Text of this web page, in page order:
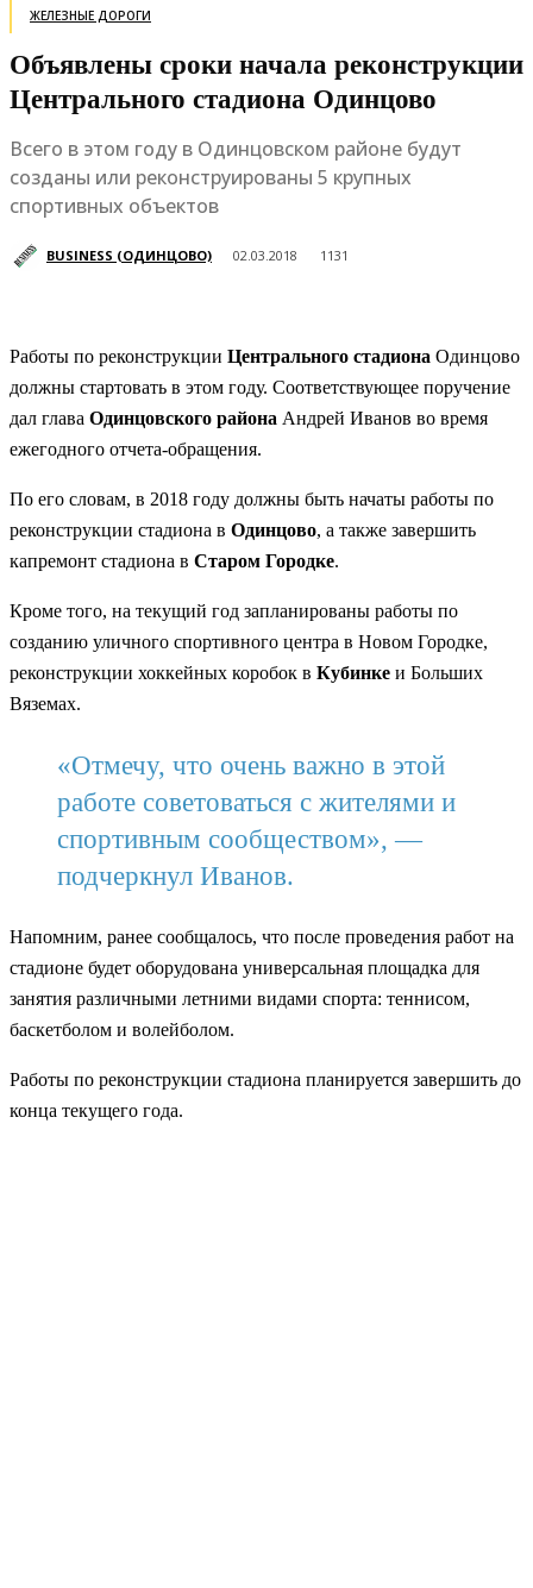
ЖЕЛЕЗНЫЕ ДОРОГИ
Объявлены сроки начала реконструкции
Центрального стадиона Одинцово
Всего в этом году в Одинцовском районе будут
созданы или реконструированы 5 крупных
спортивных объектов
BUSINESS (ОДИНЦОВО) 02.03.2018 1131
Работы по реконструкции Центрального стадиона Одинцово
должны стартовать в этом году. Соответствующее поручение
дал глава Одинцовского района Андрей Иванов во время
ежегодного отчета-обращения.
По его словам, в 2018 году должны быть начаты работы по
реконструкции стадиона в Одинцово, а также завершить
капремонт стадиона в Старом Городке.
Кроме того, на текущий год запланированы работы по
созданию уличного спортивного центра в Новом Городке,
реконструкции хоккейных коробок в Кубинке и Больших
Вяземах.
«Отмечу, что очень важно в этой
работе советоваться с жителями и
спортивным сообществом», —
подчеркнул Иванов.
Напомним, ранее сообщалось, что после проведения работ на
стадионе будет оборудована универсальная площадка для
занятия различными летними видами спорта: теннисом,
баскетболом и волейболом.
Работы по реконструкции стадиона планируется завершить до
конца текущего года.